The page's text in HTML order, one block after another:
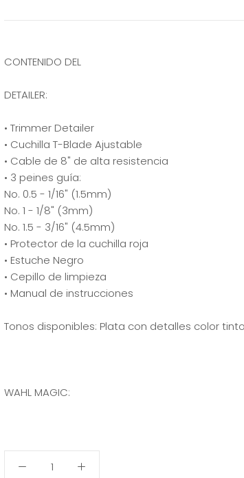
CONTENIDO DEL
DETAILER:
• Trimmer Detailer
• Cuchilla T-Blade Ajustable
• Cable de 8" de alta resistencia
• 3 peines guía:
No. 0.5 - 1/16" (1.5mm)
No. 1 - 1/8" (3mm)
No. 1.5 - 3/16" (4.5mm)
• Protector de la cuchilla roja
• Estuche Negro
• Cepillo de limpieza
• Manual de instrucciones
Tonos disponibles: Plata con detalles color tinto
WAHL MAGIC: